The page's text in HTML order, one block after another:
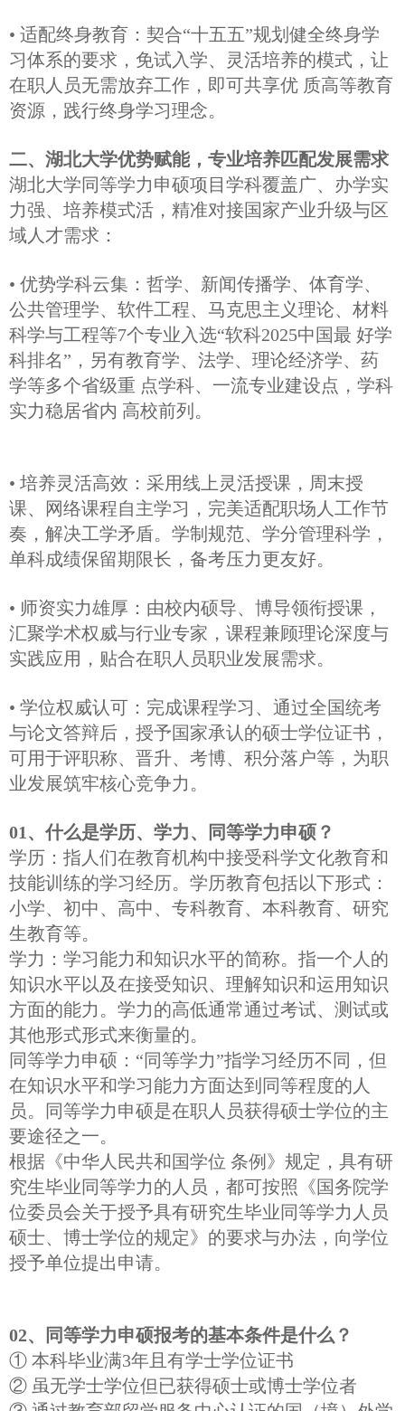
• 适配终身教育：契合“十五五”规划健全终身学
习体系的要求，免试入学、灵活培养的模式，让
在职人员无需放弃工作，即可共享优 质高等教育
资源，践行终身学习理念。
二、湖北大学优势赋能，专业培养匹配发展需求
湖北大学同等学力申硕项目学科覆盖广、办学实
力强、培养模式活，精准对接国家产业升级与区
域人才需求：
• 优势学科云集：哲学、新闻传播学、体育学、
公共管理学、软件工程、马克思主义理论、材料
科学与工程等7个专业入选“软科2025中国最 好学
科排名”，另有教育学、法学、理论经济学、药
学等多个省级重 点学科、一流专业建设点，学科
实力稳居省内 高校前列。
• 培养灵活高效：采用线上灵活授课，周末授
课、网络课程自主学习，完美适配职场人工作节
奏，解决工学矛盾。学制规范、学分管理科学，
单科成绩保留期限长，备考压力更友好。
• 师资实力雄厚：由校内硕导、博导领衔授课，
汇聚学术权威与行业专家，课程兼顾理论深度与
实践应用，贴合在职人员职业发展需求。
• 学位权威认可：完成课程学习、通过全国统考
与论文答辩后，授予国家承认的硕士学位证书，
可用于评职称、晋升、考博、积分落户等，为职
业发展筑牢核心竞争力。
01、什么是学历、学力、同等学力申硕？
学历：指人们在教育机构中接受科学文化教育和
技能训练的学习经历。学历教育包括以下形式：
小学、初中、高中、专科教育、本科教育、研究
生教育等。
学力：学习能力和知识水平的简称。指一个人的
知识水平以及在接受知识、理解知识和运用知识
方面的能力。学力的高低通常通过考试、测试或
其他形式形式来衡量的。
同等学力申硕：“同等学力”指学习经历不同，但
在知识水平和学习能力方面达到同等程度的人
员。同等学力申硕是在职人员获得硕士学位的主
要途径之一。
根据《中华人民共和国学位 条例》规定，具有研
究生毕业同等学力的人员，都可按照《国务院学
位委员会关于授予具有研究生毕业同等学力人员
硕士、博士学位的规定》的要求与办法，向学位
授予单位提出申请。
02、同等学力申硕报考的基本条件是什么？
① 本科毕业满3年且有学士学位证书
② 虽无学士学位但已获得硕士或博士学位者